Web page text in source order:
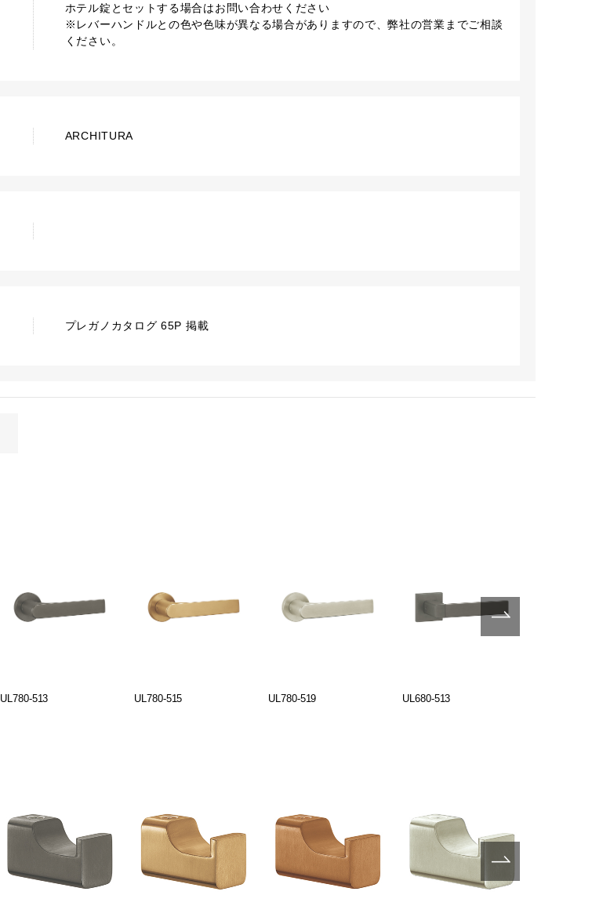
ホテル錠とセットする場合はお問い合わせください
※レバーハンドルとの色や色味が異なる場合がありますので、弊社の営業までご相談
ください。
ARCHITURA
プレガノカタログ 65P 掲載
UL780-513 UL780-515 UL780-519 UL680-513